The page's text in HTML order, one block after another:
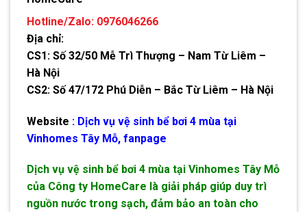
Hotline/Zalo: 0976046266
Địa chỉ:
CS1: Số 32/50 Mễ Trì Thượng – Nam Từ Liêm –
Hà Nội
CS2: Số 47/172 Phú Diễn – Bắc Từ Liêm – Hà Nội
Website : Dịch vụ vệ sinh bể bơi 4 mùa tại
Vinhomes Tây Mỗ, fanpage
Dịch vụ vệ sinh bể bơi 4 mùa tại Vinhomes Tây Mỗ
của Công ty HomeCare là giải pháp giúp duy trì
nguồn nước trong sạch, đảm bảo an toàn cho